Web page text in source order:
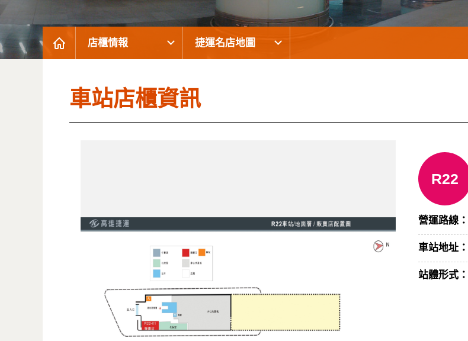
店櫃情報 捷運名店地圖
車站店櫃資訊
R22
營運路線：
車站地址：
站體形式：